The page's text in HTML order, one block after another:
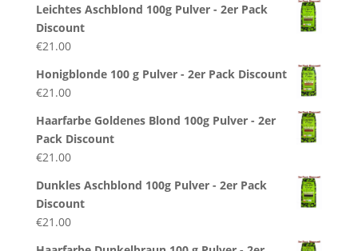
Leichtes Aschblond 100g Pulver - 2er Pack
Discount
€21.00
Honigblonde 100 g Pulver - 2er Pack Discount
€21.00
Haarfarbe Goldenes Blond 100g Pulver - 2er
Pack Discount
€21.00
Dunkles Aschblond 100g Pulver - 2er Pack
Discount
€21.00